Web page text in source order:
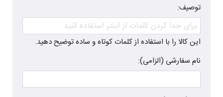
توصیف:
این کالا را با استفاده از کلمات کوتاه و ساده توضیح دهید.
نام سفارشی (الزامی):